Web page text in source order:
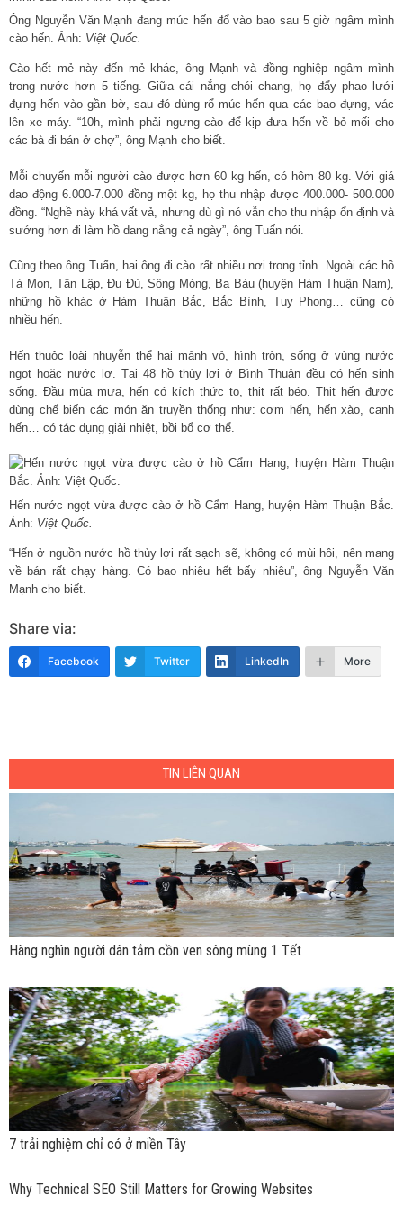
Ông Nguyễn Văn Mạnh đang múc hến đổ vào bao sau 5 giờ ngâm mình
cào hến. Ảnh: Việt Quốc.
Cào hết mẻ này đến mẻ khác, ông Mạnh và đồng nghiệp ngâm mình
trong nước hơn 5 tiếng. Giữa cái nắng chói chang, họ đẩy phao lưới
đựng hến vào gần bờ, sau đó dùng rổ múc hến qua các bao đựng, vác
lên xe máy. “10h, mình phải ngưng cào để kịp đưa hến về bỏ mối cho
các bà đi bán ở chợ”, ông Mạnh cho biết.
Mỗi chuyến mỗi người cào được hơn 60 kg hến, có hôm 80 kg. Với giá
dao động 6.000-7.000 đồng một kg, họ thu nhập được 400.000- 500.000
đồng. “Nghề này khá vất vả, nhưng dù gì nó vẫn cho thu nhập ổn định và
sướng hơn đi làm hồ dang nắng cả ngày”, ông Tuấn nói.
Cũng theo ông Tuấn, hai ông đi cào rất nhiều nơi trong tỉnh. Ngoài các hồ
Tà Mon, Tân Lập, Đu Đủ, Sông Móng, Ba Bàu (huyện Hàm Thuận Nam),
những hồ khác ở Hàm Thuận Bắc, Bắc Bình, Tuy Phong… cũng có
nhiều hến.
Hến thuộc loài nhuyễn thể hai mảnh vỏ, hình tròn, sống ở vùng nước
ngọt hoặc nước lợ. Tại 48 hồ thủy lợi ở Bình Thuận đều có hến sinh
sống. Đầu mùa mưa, hến có kích thức to, thịt rất béo. Thịt hến được
dùng chế biến các món ăn truyền thống như: cơm hến, hến xào, canh
hến… có tác dụng giải nhiệt, bồi bổ cơ thể.
Hến nước ngọt vừa được cào ở hồ Cẩm Hang, huyện Hàm Thuận Bắc.
Ảnh: Việt Quốc.
“Hến ở nguồn nước hồ thủy lợi rất sạch sẽ, không có mùi hôi, nên mang
về bán rất chạy hàng. Có bao nhiêu hết bấy nhiêu”, ông Nguyễn Văn
Mạnh cho biết.
Share via:
Facebook Twitter LinkedIn More
TIN LIÊN QUAN
Hàng nghìn người dân tắm cồn ven sông mùng 1 Tết
7 trải nghiệm chỉ có ở miền Tây
Why Technical SEO Still Matters for Growing Websites